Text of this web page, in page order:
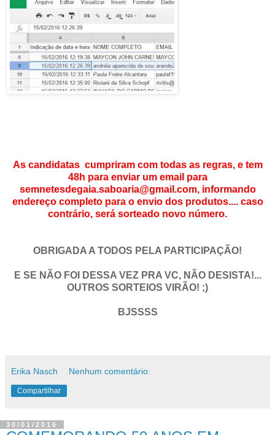
As candidatas cumpriram com todas as regras, e tem
48h para enviar um email para
semnetesdegaia.saboaria@gmail.com, informando
endereço completo para o envio dos produtos.... caso
contrário, será sorteado novo número.
OBRIGADA A TODOS PELA PARTICIPAÇÃO!
E SE NÃO FOI DESSA VEZ PRA VC, NÃO DESISTA!...
OUTROS SORTEIOS VIRÃO! ;)
BJSSSS
Erika Nasch Nenhum comentário:
Compartilhar
30/01/2016